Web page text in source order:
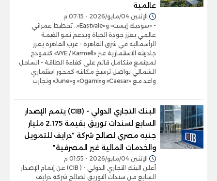
عالمية
الإثنين 04/مايو/2026 - 07:15 م
- «سوديك إيست» و«Eastvale».. تخطيط عمراني
عالمي يعزز جودة الحياة ويدعم نمو القيمة
الرأسمالية في شرق القاهرة - غرب القاهرة يعزز
جاذبيته الاستثمارية عبر «VYE / Karmell» كنموذج
لمجتمع متكامل قائم على كفاءة الطاقة - الساحل
الشمالي يواصل ترسيخ مكانته كمحور استثماري
واعد مع «Caesar» و«Ogami» و«June» وتجارب
البنك التجاري الدولي - (CIB) يتمم الإصدار
السابع لسندات توريق بقيمة 2.175 مليار
جنيه مصري لصالح شركة “درايف للتمويل
والخدمات المالية غير المصرفية"
الإثنين 04/مايو/2026 - 01:55 م
أعلن البنك التجاري الدولي - ( CIB) عن إتمام الإصدار
السابع من سندات التوريق لصالح شركة درايف